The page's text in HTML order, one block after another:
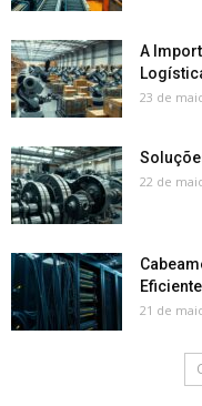
A
23 de
22 de
21 de